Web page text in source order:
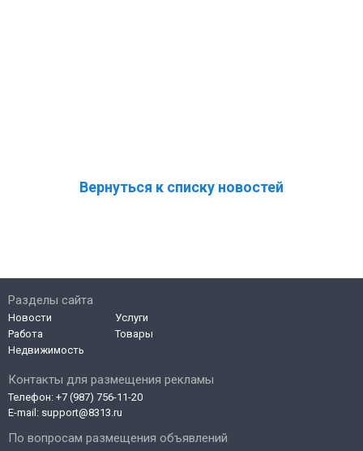
Вернуться к списку новостей
Контакты для размещения рекламы
Телефон: +7 (987) 756-11-20
E-mail: support@8313.ru
По вопросам размещения объявлений
Разделы сайта
Новости
Работа
Недвижимость
Услуги
Товары